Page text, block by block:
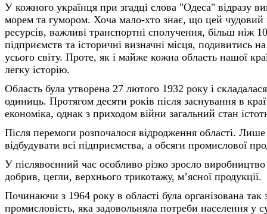
У кожного українця при згадці слова "Одеса" відразу
морем та гумором. Хоча мало-хто знає, що цей чудовий
ресурсів, важливі транспортні сполучення, більш ніж
підприємств та історичні визначні місця, подивитись
усього світу. Проте, як і майже кожна область нашої
легку історію.
Область була утворена 27 лютого 1932 року і
одиниць. Протягом десяти років після заснування в
економіка, однак з приходом війни загальний стан
Після перемоги розпочалося відродження області.
відбудувати всі підприємства, а обсяги промислової
У післявоєнний час особливо різко зросло
добрив, цегли, верхнього трикотажу, м’ясної продукції.
Починаючи з 1964 року в області була організована так
промисловість, яка задовольняла потреби населення у